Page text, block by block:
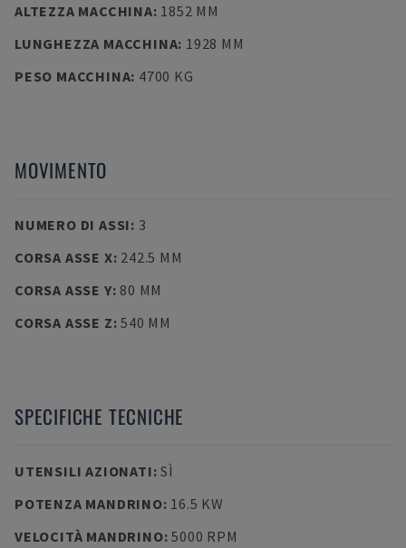
ALTEZZA MACCHINA: 1852 MM
LUNGHEZZA MACCHINA: 1928 MM
PESO MACCHINA: 4700 KG
MOVIMENTO
NUMERO DI ASSI: 3
CORSA ASSE X: 242.5 MM
CORSA ASSE Y: 80 MM
CORSA ASSE Z:540 MM
SPECIFICHE TECNICHE
UTENSILI AZIONATI:SÌ
POTENZA MANDRINO: 16.5 KW
VELOCITÀ MANDRINO:5000 RPM